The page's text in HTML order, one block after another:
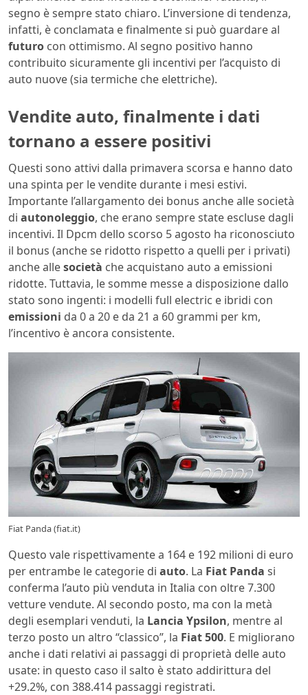
segno è sempre stato chiaro. L’inversione di tendenza,
infatti, è conclamata e finalmente si può guardare al
futuro con ottimismo. Al segno positivo hanno
contribuito sicuramente gli incentivi per l’acquisto di
auto nuove (sia termiche che elettriche).
Vendite auto, finalmente i dati
tornano a essere positivi
Questi sono attivi dalla primavera scorsa e hanno dato
una spinta per le vendite durante i mesi estivi.
Importante l’allargamento dei bonus anche alle società
di autonoleggio, che erano sempre state escluse dagli
incentivi. Il Dpcm dello scorso 5 agosto ha riconosciuto
il bonus (anche se ridotto rispetto a quelli per i privati)
anche allesocietà che acquistano auto a emissioni
ridotte. Tuttavia, le somme messe a disposizione dallo
stato sono ingenti: i modelli full electric e ibridi con
emissioni da 0 a 20 e da 21 a 60 grammi per km,
l’incentivo è ancora consistente.
Fiat Panda (fiat.it)
Questo vale rispettivamente a 164 e 192 milioni di euro
per entrambe le categorie di auto. La Fiat Panda si
conferma l’auto più venduta in Italia con oltre 7.300
vetture vendute. Al secondo posto, ma con la metà
degli esemplari venduti, la Lancia Ypsilon, mentre al
terzo posto un altro “classico”, la Fiat 500. E migliorano
anche i dati relativi ai passaggi di proprietà delle auto
usate: in questo caso il salto è stato addirittura del
+29.2%, con 388.414 passaggi registrati.